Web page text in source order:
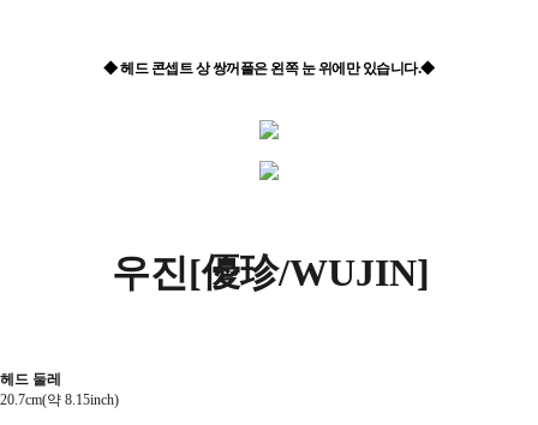
◆ 헤드 콘셉트 상 쌍꺼풀은 왼쪽 눈 위에만 있습니다.◆
우진[優珍/WUJIN]
헤드 둘레
20.7cm(약 8.15inch)